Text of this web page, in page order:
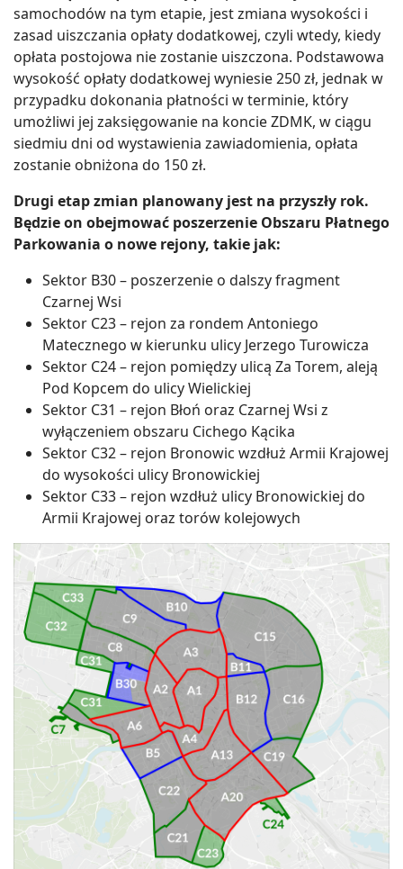
samochodów na tym etapie, jest zmiana wysokości i
zasad uiszczania opłaty dodatkowej, czyli wtedy, kiedy
opłata postojowa nie zostanie uiszczona. Podstawowa
wysokość opłaty dodatkowej wyniesie 250 zł, jednak w
przypadku dokonania płatności w terminie, który
umożliwi jej zaksięgowanie na koncie ZDMK, w ciągu
siedmiu dni od wystawienia zawiadomienia, opłata
zostanie obniżona do 150 zł.
Drugi etap zmian planowany jest na przyszły rok.
Będzie on obejmować poszerzenie Obszaru Płatnego
Parkowania o nowe rejony, takie jak:
Sektor B30 – poszerzenie o dalszy fragment
Czarnej Wsi
Sektor C23 – rejon za rondem Antoniego
Matecznego w kierunku ulicy Jerzego Turowicza
Sektor C24 – rejon pomiędzy ulicą Za Torem, aleją
Pod Kopcem do ulicy Wielickiej
Sektor C31 – rejon Błoń oraz Czarnej Wsi z
wyłączeniem obszaru Cichego Kącika
Sektor C32 – rejon Bronowic wzdłuż Armii Krajowej
do wysokości ulicy Bronowickiej
Sektor C33 – rejon wzdłuż ulicy Bronowickiej do
Armii Krajowej oraz torów kolejowych